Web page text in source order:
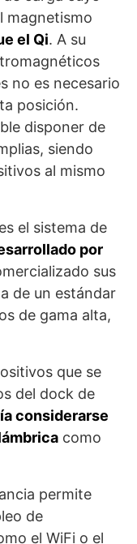
magnetismo
el Qi. A su
no es necesario
posición.
disponer de
siendo
al mismo
es el sistema de
por
sus
de un estándar
de gama alta,
que se
del dock de
considerarse
como
permite
de
el WiFi o el